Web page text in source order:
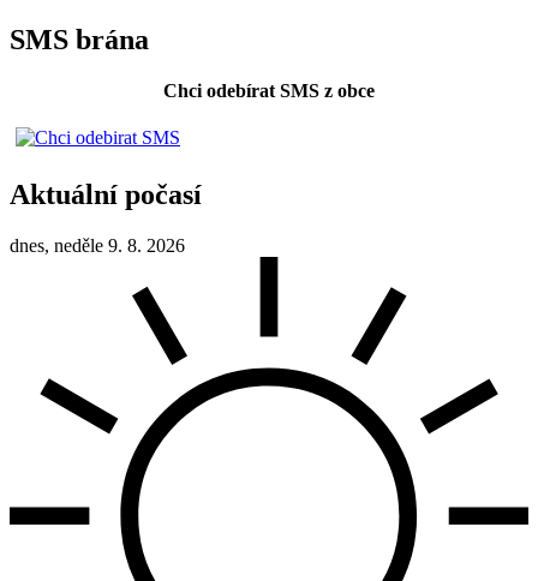
SMS brána
Chci odebírat SMS z obce
Aktuální počasí
dnes, neděle 9. 8. 2026